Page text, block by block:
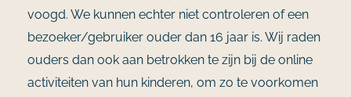
voogd. We kunnen echter niet controleren of een
bezoeker/gebruiker ouder dan 16 jaar is. Wij raden
ouders dan ook aan betrokken te zijn bij de online
activiteiten van hun kinderen, om zo te voorkomen